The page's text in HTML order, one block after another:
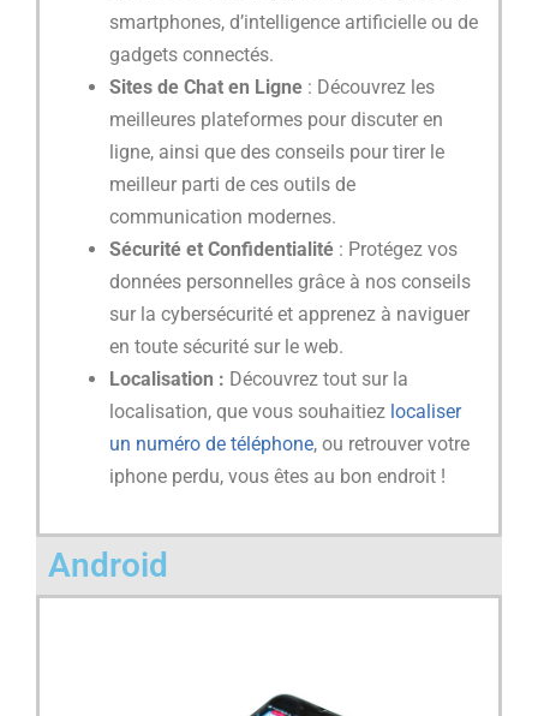
smartphones, d’intelligence artificielle ou de
gadgets connectés.
Sites de Chat en Ligne : Découvrez les
meilleures plateformes pour discuter en
ligne, ainsi que des conseils pour tirer le
meilleur parti de ces outils de
communication modernes.
Sécurité et Confidentialité : Protégez vos
données personnelles grâce à nos conseils
sur la cybersécurité et apprenez à naviguer
en toute sécurité sur le web.
Localisation : Découvrez tout sur la
localisation, que vous souhaitiez localiser
un numéro de téléphone, ou retrouver votre
iphone perdu, vous êtes au bon endroit !
Android